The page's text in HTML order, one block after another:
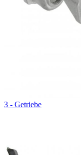
3 - Getriebe